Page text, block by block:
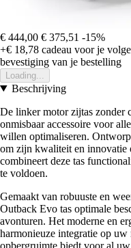
€ 444,00 € 375,51 -15%
+€ 18,78 cadeau voor je
bevestiging van je bestelling
Loading...
Beschrijving
De linker motor zijtas zonder
onmisbaar accessoire voor
willen optimaliseren.
om zijn kwaliteit en innovatie
combineert deze tas
te voldoen.
Gemaakt van robuuste en
Outback Evo tas optimale
avonturen. Het moderne en
harmonieuze integratie op
opbergruimte biedt voor al uw